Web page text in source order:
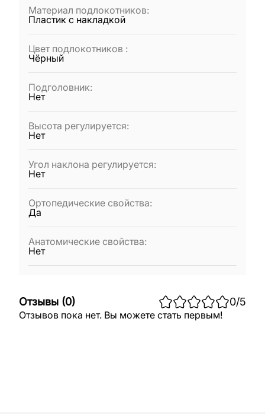
Материал подлокотников:
Пластик с накладкой
Цвет подлокотников :
Чёрный
Подголовник:
Нет
Высота регулируется:
Нет
Угол наклона регулируется:
Нет
Ортопедические свойства:
Да
Анатомические свойства:
Нет
Отзывы (0) 0/5
Отзывов пока нет. Вы можете стать первым!